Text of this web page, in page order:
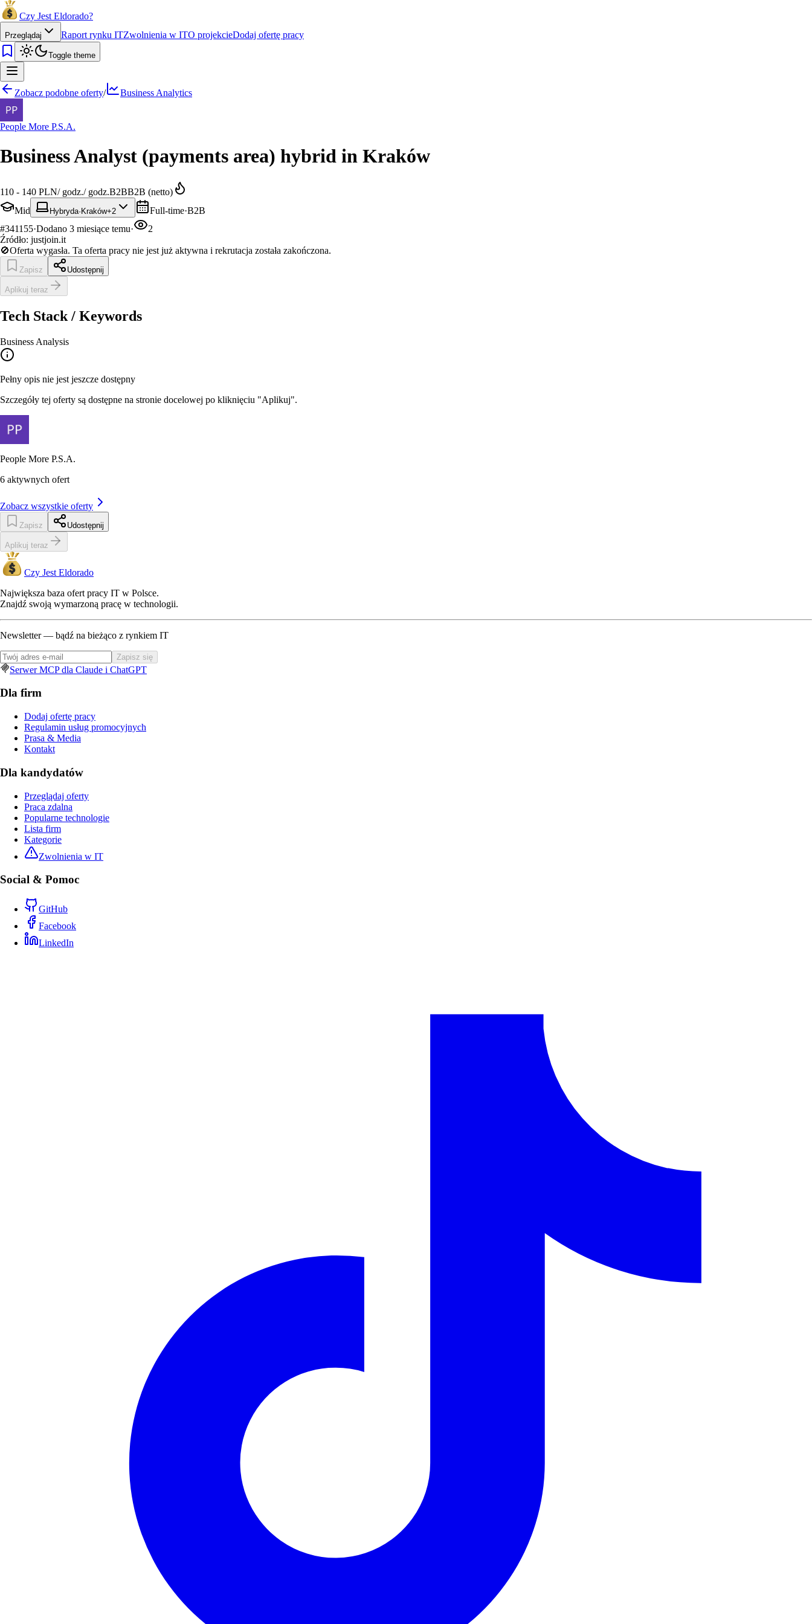
Czy Jest Eldorado?
Przeglądaj Raport rynku ITZwolnienia w ITO projekcieDodaj ofertę pracy
Toggle theme
Zobacz podobne oferty/ Business Analytics
People More P.S.A.
Business Analyst (payments area) hybrid in Kraków
110 - 140 PLN/ godz./ godz.B2BB2B (netto)
Mid
Hybryda· Kraków+2 Full-time·B2B
#341155·Dodano 3 miesiące temu·
2
Źródło: justjoin.it
🚫Oferta wygasła. Ta oferta pracy nie jest już aktywna i rekrutacja została zakończona.
Zapisz Udostępnij
Aplikuj teraz
Tech Stack / Keywords
Business Analysis
Pełny opis nie jest jeszcze dostępny
Szczegóły tej oferty są dostępne na stronie docelowej po kliknięciu "Aplikuj".
People More P.S.A.
6 aktywnych ofert
Zobacz wszystkie oferty
Zapisz Udostępnij
Aplikuj teraz
Czy Jest Eldorado
Największa baza ofert pracy IT w Polsce.
Znajdź swoją wymarzoną pracę w technologii.
Newsletter — bądź na bieżąco z rynkiem IT
Zapisz się
Serwer MCP dla Claude i ChatGPT
Dla firm
Dodaj ofertę pracy
Regulamin usług promocyjnych
Prasa & Media
Kontakt
Dla kandydatów
Przeglądaj oferty
Praca zdalna
Popularne technologie
Lista firm
Kategorie
Zwolnienia w IT
Social & Pomoc
GitHub
Facebook
LinkedIn